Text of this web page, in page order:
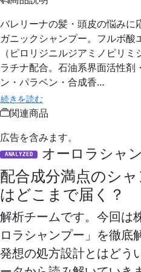
バレリーナの髪・頭皮の悩みに
ガニックシャンプー。フルボ
（ピロリジニルジアミノピリ
ラチナ配合。石油系界面活性剤
ン・パラベン・合成香…
続きを読む
関連商品
広告を含みます。
ANALYZED オーロラシャ
配合成分満点のシ
はどこまで届く？
解析チームです。今回は
ロラシャンプー」を徹底
発想の処方設計とはどう